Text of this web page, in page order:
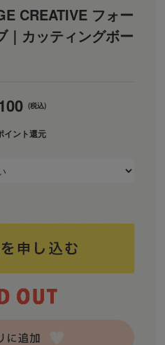
CREATIVE フォー
｜カッティングボー
(税込)
イント還元